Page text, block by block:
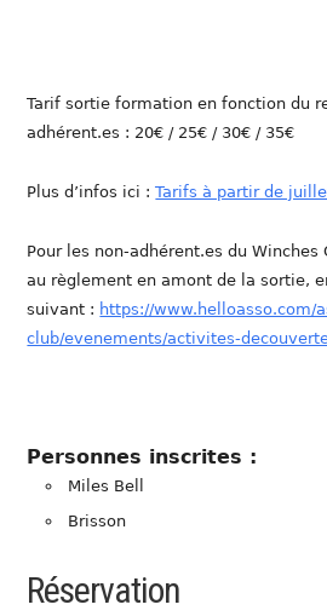
Tarif sortie formation en fonction du
adhérent.es : 20€ / 25€ / 30€ / 35€
Plus d’infos ici :Tarifs à partir de
Pour les non-adhérent.es du
au règlement en amont de la sortie,
suivant : https://www.helloasso.com/
club/evenements/activites-
Personnes inscrites :
Miles Bell
Brisson
Réservation